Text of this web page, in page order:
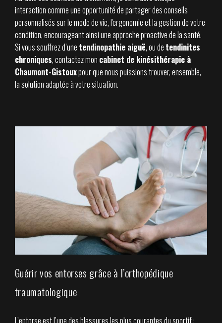
interaction comme une opportunité de partager des conseils
personnalisés sur le mode de vie, l'ergonomie et la gestion de votre
condition, encourageant ainsi une approche proactive de la santé.
Si vous souffrez d’une tendinopathieaiguë, ou de tendinites
chroniques, contactez mon cabinet de kinésithérapie à
Chaumont-Gistouxpour que nous puissions trouver, ensemble,
la solution adaptée à votre situation.
Guérir vos entorses grâce à l’orthopédique
traumatologique